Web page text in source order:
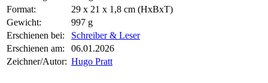
Format:
29 x 21 x 1,8 cm (HxBxT)
Gewicht:
997 g
Erschienen bei:
Schreiber & Leser
Erschienen am:
06.01.2026
Zeichner/Autor: Hugo Pratt